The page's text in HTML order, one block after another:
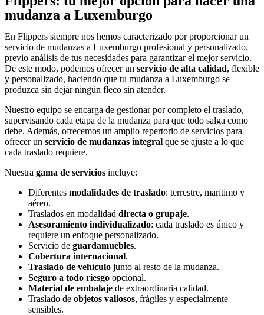
mudanza a Luxemburgo
En Flippers siempre nos hemos caracterizado por proporcionar un
servicio de mudanzas a Luxemburgo profesional y personalizado,
previo análisis de tus necesidades para garantizar el mejor servicio.
De este modo, podemos ofrecer un servicio de alta calidad, flexible
y personalizado, haciendo que tu mudanza a Luxemburgo se
produzca sin dejar ningún fleco sin atender.
Nuestro equipo se encarga de gestionar por completo el traslado,
supervisando cada etapa de la mudanza para que todo salga como
debe. Además, ofrecemos un amplio repertorio de servicios para
ofrecer un servicio de mudanzas integral que se ajuste a lo que
cada traslado requiere.
Nuestra gama de servicios incluye:
Diferentes modalidades de traslado: terrestre, marítimo y
aéreo.
Traslados en modalidad directa o grupaje.
Asesoramiento individualizado: cada traslado es único y
requiere un enfoque personalizado.
Servicio de guardamuebles.
Cobertura internacional.
Traslado de vehículo junto al resto de la mudanza.
Seguro a todo riesgo opcional.
Material de embalaje de extraordinaria calidad.
Traslado de objetos valiosos, frágiles y especialmente
sensibles.